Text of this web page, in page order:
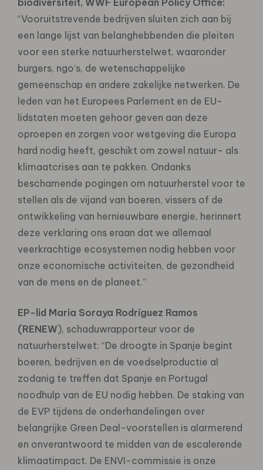
“Vooruitstrevende bedrijven sluiten zich aan bij
een lange lijst van belanghebbenden die pleiten
voor een sterke natuurherstelwet, waaronder
burgers, ngo’s, de wetenschappelijke
gemeenschap en andere zakelijke netwerken. De
leden van het Europees Parlement en de EU-
lidstaten moeten gehoor geven aan deze
oproepen en zorgen voor wetgeving die Europa
hard nodig heeft, geschikt om zowel natuur- als
klimaatcrises aan te pakken. Ondanks
beschamende pogingen om natuurherstel voor te
stellen als de vijand van boeren, vissers of de
ontwikkeling van hernieuwbare energie, herinnert
deze verklaring ons eraan dat we allemaal
veerkrachtige ecosystemen nodig hebben voor
onze economische activiteiten, de gezondheid
van de mens en de planeet.”
EP-lid Maria Soraya Rodríguez Ramos
(RENEW), schaduwrapporteur voor de
natuurherstelwet: “De droogte in Spanje begint
boeren, bedrijven en de voedselproductie al
zodanig te treffen dat Spanje en Portugal
noodhulp van de EU nodig hebben. De staking van
de EVP tijdens de onderhandelingen over
belangrijke Green Deal-voorstellen is alarmerend
en onverantwoord te midden van de escalerende
klimaatimpact. De ENVI-commissie is onze